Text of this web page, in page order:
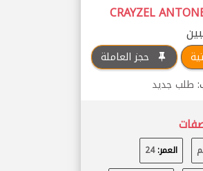
CRAYZEL
حجز العاملة
طلب جديد
العمر:24